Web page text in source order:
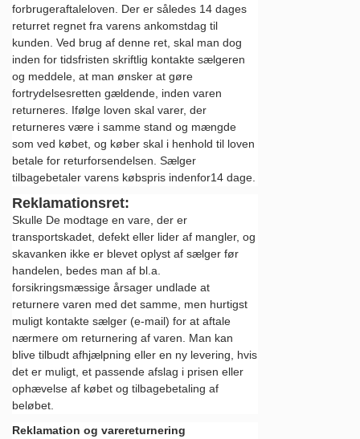
forbrugeraftaleloven. Der er således 14 dages
returret regnet fra varens ankomstdag til
kunden. Ved brug af denne ret, skal man dog
inden for tidsfristen skriftlig kontakte sælgeren
og meddele, at man ønsker at gøre
fortrydelsesretten gældende, inden varen
returneres. Ifølge loven skal varer, der
returneres være i samme stand og mængde
som ved købet, og køber skal i henhold til loven
betale for returforsendelsen. Sælger
tilbagebetaler varens købspris indenfor14 dage.
Reklamationsret:
Skulle De modtage en vare, der er
transportskadet, defekt eller lider af mangler, og
skavanken ikke er blevet oplyst af sælger før
handelen, bedes man af bl.a.
forsikringsmæssige årsager undlade at
returnere varen med det samme, men hurtigst
muligt kontakte sælger (e-mail) for at aftale
nærmere om returnering af varen. Man kan
blive tilbudt afhjælpning eller en ny levering, hvis
det er muligt, et passende afslag i prisen eller
ophævelse af købet og tilbagebetaling af
beløbet.
Reklamation og varereturnering